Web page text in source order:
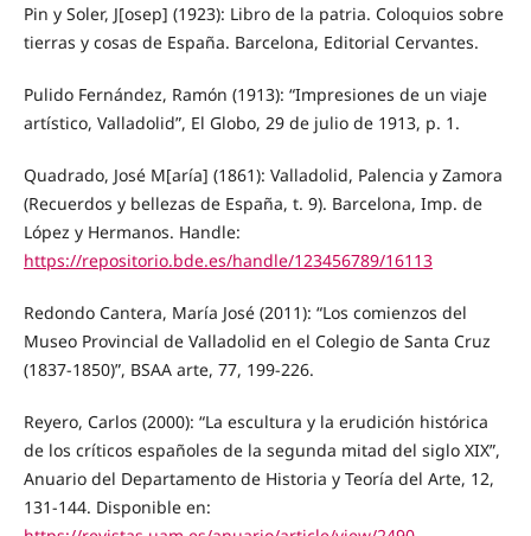
Pin y Soler, J[osep] (1923): Libro de la patria. Coloquios sobre
tierras y cosas de España. Barcelona, Editorial Cervantes.
Pulido Fernández, Ramón (1913): “Impresiones de un viaje
artístico, Valladolid”, El Globo, 29 de julio de 1913, p. 1.
Quadrado, José M[aría] (1861): Valladolid, Palencia y Zamora
(Recuerdos y bellezas de España, t. 9). Barcelona, Imp. de
López y Hermanos. Handle:
https://repositorio.bde.es/handle/123456789/16113
Redondo Cantera, María José (2011): “Los comienzos del
Museo Provincial de Valladolid en el Colegio de Santa Cruz
(1837-1850)”, BSAA arte, 77, 199-226.
Reyero, Carlos (2000): “La escultura y la erudición histórica
de los críticos españoles de la segunda mitad del siglo XIX”,
Anuario del Departamento de Historia y Teoría del Arte, 12,
131-144. Disponible en: